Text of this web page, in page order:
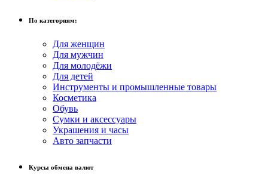
По категориям:
Для женщин
Для мужчин
Для молодёжи
Для детей
Инструменты и промышленные товары
Косметика
Обувь
Сумки и аксессуары
Украшения и часы
Авто запчасти
Курсы обмена валют